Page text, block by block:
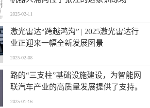
2025-02-11
激光雷达“跨越鸿沟” | 2025激光雷达行
业正迎来一幅全新发展图景
2025-02-08
路的“三支柱”基础设施建设，为智能网
联汽车产业的高质量发展提供了支持。
2025-01-16